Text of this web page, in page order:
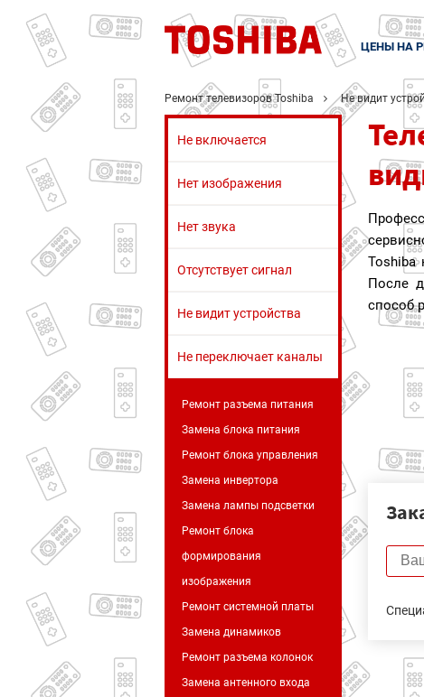
ЦЕНЫ НА
Ремонт телевизоров Toshiba Не видит
Не включается
Нет изображения
Нет звука
Отсутствует сигнал
Не видит устройства
Не переключает каналы
Ремонт разъема питания
Замена блока питания
Ремонт блока управления
Замена инвертора
Замена лампы подсветки
Ремонт блока
формирования
изображения
Ремонт системной платы
Замена динамиков
Ремонт разъема колонок
Замена антенного входа
Toshiba
После
способ